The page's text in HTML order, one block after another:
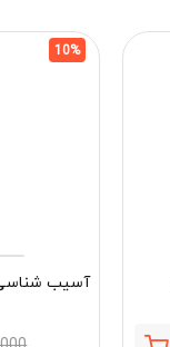
10%
آسیب شناسی